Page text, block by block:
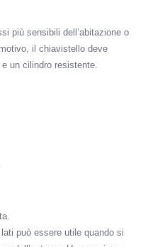
più sensibili dell’abitazione o
il chiavistello deve
un cilindro resistente.
può essere utile quando si